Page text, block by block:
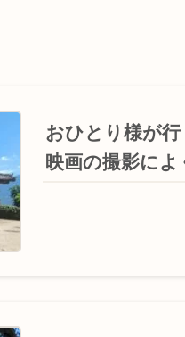
おひとり様が
映画の撮影に